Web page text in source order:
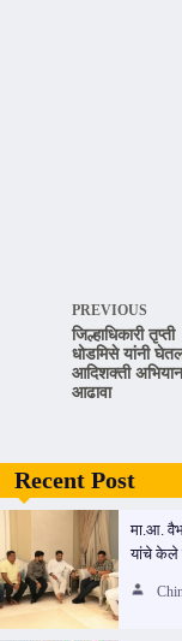
PREVIOUS
जिल्हाधिकारी तृप्ती
धोडमिसे यांनी
आदिशक्ती
आढावा
Recent Post
मा.आ.
यांचे केले